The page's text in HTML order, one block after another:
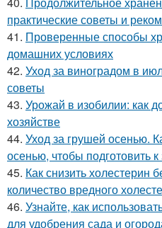
практические советы и
41. Проверенные способы
домашних условиях
42. Уход за виноградом в
советы
43. Урожай в изобилии: как
хозяйстве
44. Уход за грушей осенью.
осенью, чтобы подготовить
45. Как снизить холестерин
количество вредного
46. Узнайте, как
для удобрения сада и